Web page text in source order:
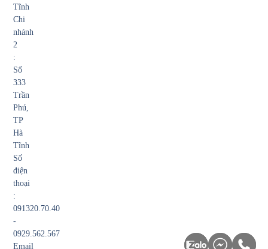
Tĩnh
Chi
nhánh
2
:
Số
333
Trần
Phú,
TP
Hà
Tĩnh
Số
điện
thoại
:
091320.70.40
-
0929.562.567
Email